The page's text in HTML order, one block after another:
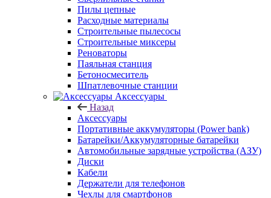
Пилы цепные
Расходные материалы
Строительные пылесосы
Строительные миксеры
Реноваторы
Паяльная станция
Бетоносмеситель
Шпатлевочные станции
Аксессуары
Назад
Аксессуары
Портативные аккумуляторы (Power bank)
Батарейки/Аккумуляторные батарейки
Автомобильные зарядные устройства (АЗУ)
Диски
Кабели
Держатели для телефонов
Чехлы для смартфонов